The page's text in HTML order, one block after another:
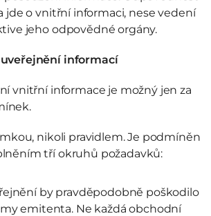
jde o vnitřní informaci, nese vedení
jeho odpovědné orgány.
informací
vnitřní informace je možný jen za
nikoli pravidlem. Je podmíněn
tří okruhů požadavků:
by pravděpodobně poškodilo
emitenta. Ne každá obchodní